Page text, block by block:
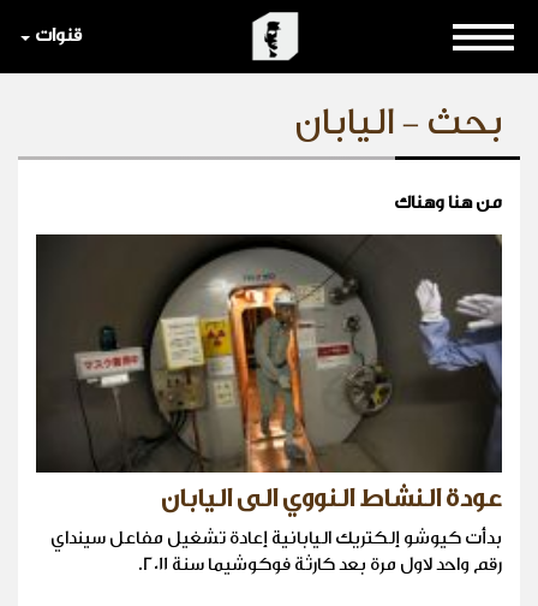
قنوات
بحث - اليابان
من هنا وهناك
عودة النشاط النووي الى اليابان
بدأت كيوشو إلكتريك اليابانية إعادة تشغيل مفاعل سينداي
رقم واحد لاول مرة بعد كارثة فوكوشيما سنة 2011.